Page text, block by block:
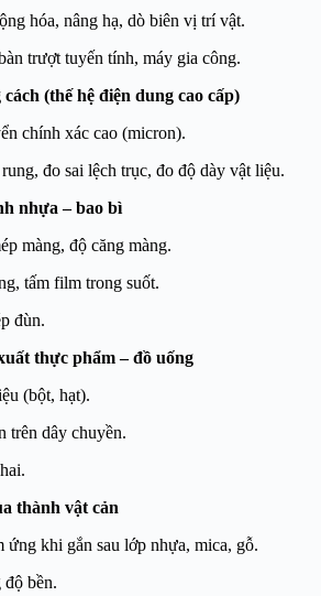
hóa, nâng hạ, dò biên vị trí vật.
trượt tuyến tính, máy gia công.
(thế hệ điện dung cao cấp)
chính xác cao (micron).
đo sai lệch trục, đo độ dày vật liệu.
nhựa – bao bì
màng, độ căng màng.
tấm film trong suốt.
đùn.
thực phẩm – đồ uống
(bột, hạt).
trên dây chuyền.
thành vật cản
ứng khi gắn sau lớp nhựa, mica, gỗ.
bền.